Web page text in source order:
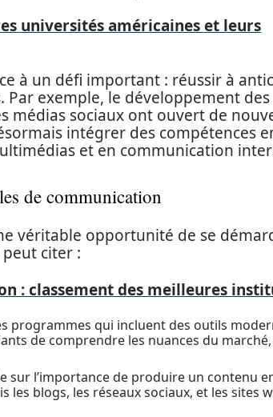
universités américaines et leurs
à un défi important : réussir à
Par exemple, le développement des
médias sociaux ont ouvert de
intégrer des compétences
et en communication
de communication
véritable opportunité de se
citer :
: classement des meilleures
programmes qui incluent des outils
de comprendre les nuances du
sur l’importance de produire un contenu
blogs, les réseaux sociaux, et les sites